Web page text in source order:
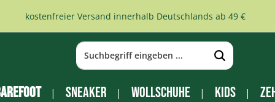
kostenfreier Versand innerhalb Deutschlands ab 49 €
Sneaker Wollschuhe Kids